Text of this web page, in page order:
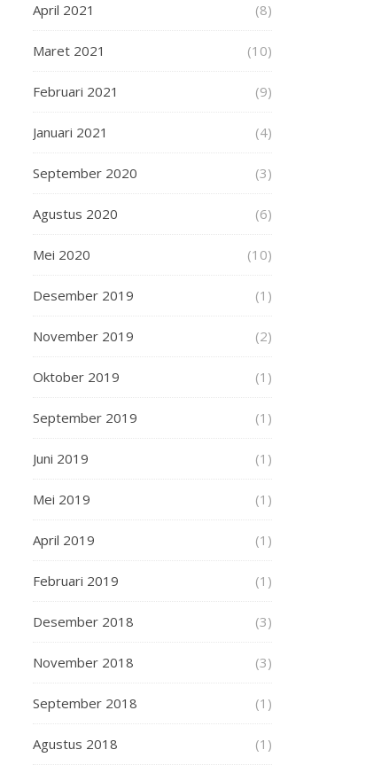
April 2021 (8)
Maret 2021 (10)
Februari 2021 (9)
Januari 2021 (4)
September 2020 (3)
Agustus 2020 (6)
Mei 2020 (10)
Desember 2019 (1)
November 2019 (2)
Oktober 2019 (1)
September 2019 (1)
Juni 2019 (1)
Mei 2019 (1)
April 2019 (1)
Februari 2019 (1)
Desember 2018 (3)
November 2018 (3)
September 2018 (1)
Agustus 2018 (1)